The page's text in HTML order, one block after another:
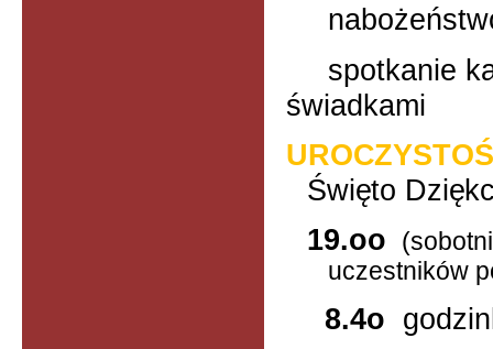
spotkanie
świadkami
Święto
19.oo
uczestników
8.4o